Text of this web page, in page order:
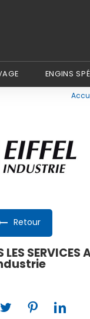
ENGINS
Retour
LES SERVICES